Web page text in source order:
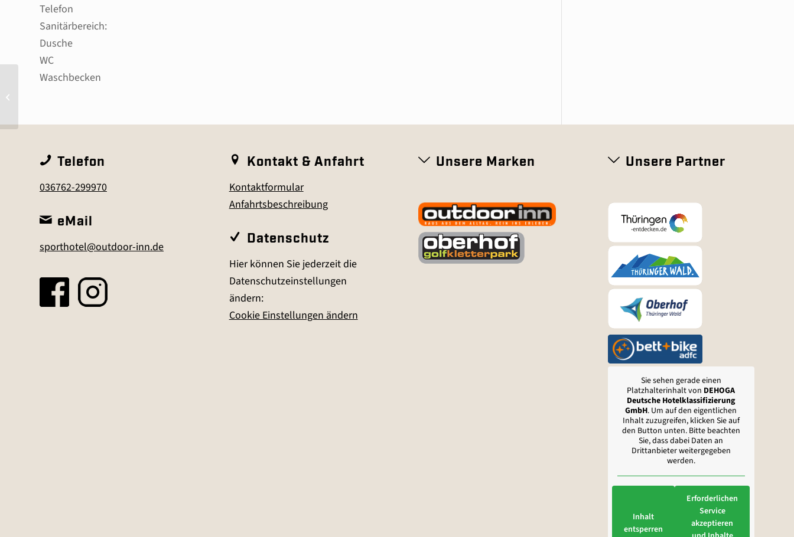
Telefon
Sanitärbereich:
Dusche
WC
Waschbecken
Telefon
036762-299970
eMail
sporthotel@outdoor-inn.de
Kontakt & Anfahrt
Kontaktformular
Anfahrtsbeschreibung
Datenschutz
Hier können Sie jederzeit die
Datenschutzeinstellungen
ändern:
Cookie Einstellungen ändern
Unsere Marken Unsere Partner
Sie sehen gerade einen
Platzhalterinhalt von DEHOGA
Deutsche Hotelklassifizierung
GmbH. Um auf den eigentlichen
Inhalt zuzugreifen, klicken Sie auf
den Button unten. Bitte beachten
Sie, dass dabei Daten an
Drittanbieter weitergegeben
werden.
Inhalt
entsperren
Erforderlichen
Service
akzeptieren